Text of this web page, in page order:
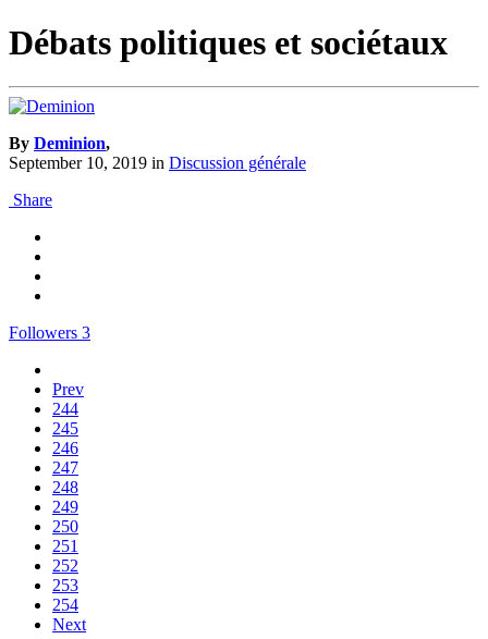
Débats politiques et sociétaux
By Deminion,
September 10, 2019 in Discussion générale
Share
Followers 3
Prev
244
245
246
247
248
249
250
251
252
253
254
Next